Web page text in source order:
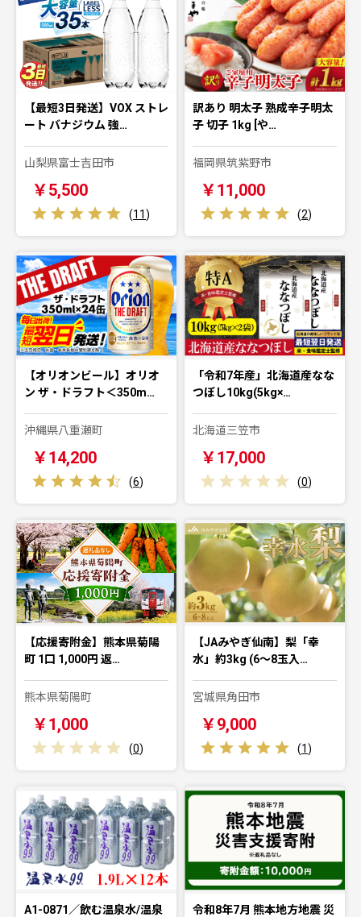
【最短3日発送】VOX ストレ
ート バナジウム 強…
山梨県富士吉田市
￥5,500
(11)
訳あり 明太子 熟成辛子明太
子 切子 1kg [や…
福岡県筑紫野市
￥11,000
(2)
【オリオンビール】オリオ
ン ザ・ドラフト＜350m…
沖縄県八重瀬町
￥14,200
(6)
「令和7年産」北海道産なな
つぼし10kg(5kg×…
北海道三笠市
￥17,000
(0)
【応援寄附金】熊本県菊陽
町 1口 1,000円 返…
熊本県菊陽町
￥1,000
(0)
【JAみやぎ仙南】梨「幸
水」約3kg (6～8玉入…
宮城県角田市
￥9,000
(1)
A1-0871／飲む温泉水/温泉
令和8年7月 熊本地方地震 災